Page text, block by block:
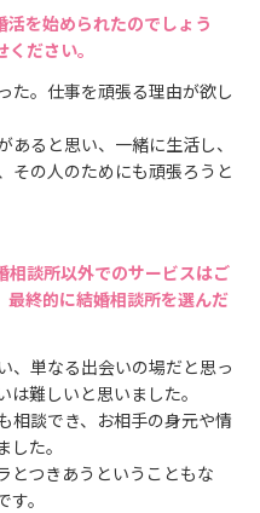
活を始められたのでしょう
ださい。
た。仕事を頑張る理由が欲し
ると思い、一緒に生活し、
その人のためにも頑張ろうと
相談所以外でのサービスはご
終的に結婚相談所を選んだ
、単なる出会いの場だと思っ
難しいと思いました。
相談でき、お相手の身元や情
た。
とつきあうということもな
。